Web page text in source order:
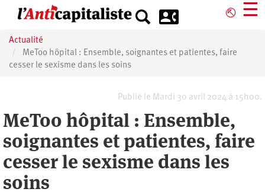
principal
⎋ ☰
Actualité
MeToo hôpital : Ensemble, soignantes et patientes, faire
cesser le sexisme dans les soins
Publié le Mardi 30 avril 2024 à 15h00.
MeToo hôpital : Ensemble,
soignantes et patientes, faire
cesser le sexisme dans les
soins